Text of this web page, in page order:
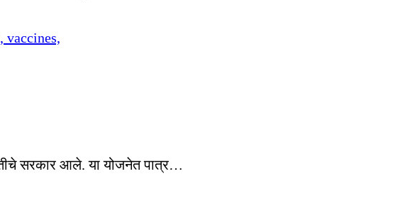
सरकार आले. या योजनेत पात्र…